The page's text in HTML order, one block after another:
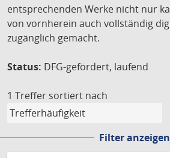
entsprechenden Werke nicht nur
von vornherein auch vollständig
zugänglich gemacht.
Status: DFG-gefördert, laufend
1 Treffer sortiert nach
Filter anzeigen